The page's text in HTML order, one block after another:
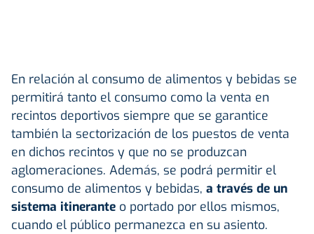
En relación al consumo de alimentos y bebidas se
permitirá tanto el consumo como la venta en
recintos deportivos siempre que se garantice
también la sectorización de los puestos de venta
en dichos recintos y que no se produzcan
aglomeraciones. Además, se podrá permitir el
consumo de alimentos y bebidas, a través de un
sistema itinerante o portado por ellos mismos,
cuando el público permanezca en su asiento.